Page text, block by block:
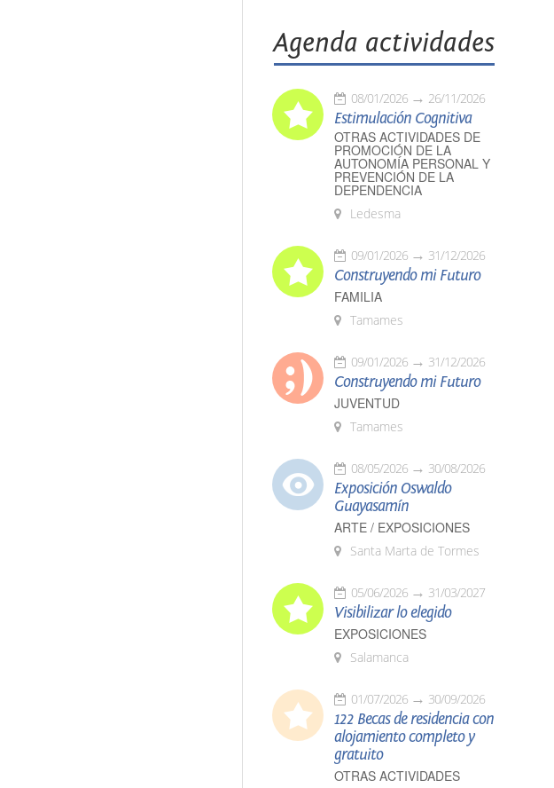
Agenda actividades
08/01/2026 26/11/2026
Estimulación Cognitiva
OTRAS ACTIVIDADES DE
PROMOCIÓN DE LA
AUTONOMÍA PERSONAL Y
PREVENCIÓN DE LA
DEPENDENCIA
Ledesma
09/01/2026 31/12/2026
Construyendo mi Futuro
FAMILIA
Tamames
09/01/2026 31/12/2026
Construyendo mi Futuro
JUVENTUD
Tamames
08/05/2026 30/08/2026
Exposición Oswaldo
Guayasamín
ARTE / EXPOSICIONES
Santa Marta de Tormes
05/06/2026 31/03/2027
Visibilizar lo elegido
EXPOSICIONES
Salamanca
01/07/2026 30/09/2026
122 Becas de residencia con
alojamiento completo y
gratuito
OTRAS ACTIVIDADES